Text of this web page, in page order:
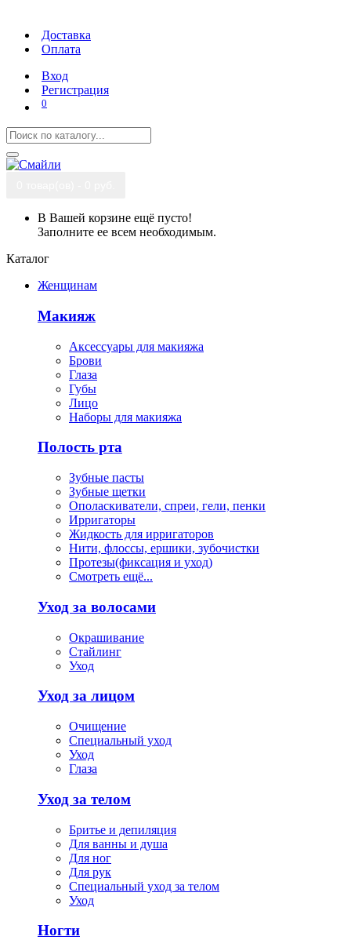
Доставка
Оплата
Вход
Регистрация
0
В Вашей корзине ещё пусто!
Заполните ее всем необходимым.
Каталог
Женщинам
Макияж
Аксессуары для макияжа
Брови
Глаза
Губы
Лицо
Наборы для макияжа
Полость рта
Зубные пасты
Зубные щетки
Ополаскиватели, спреи, гели, пенки
Ирригаторы
Жидкость для ирригаторов
Нити, флоссы, ершики, зубочистки
Протезы(фиксация и уход)
Смотреть ещё...
Уход за волосами
Окрашивание
Стайлинг
Уход
Уход за лицом
Очищение
Специальный уход
Уход
Глаза
Уход за телом
Бритье и депиляция
Для ванны и душа
Для ног
Для рук
Специальный уход за телом
Уход
Ногти